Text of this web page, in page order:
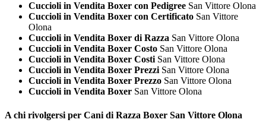
Cuccioli in Vendita Boxer con Pedigree San Vittore Olona
Cuccioli in Vendita Boxer con Certificato San Vittore
Olona
Cuccioli in Vendita Boxer di Razza San Vittore Olona
Cuccioli in Vendita Boxer Costo San Vittore Olona
Cuccioli in Vendita Boxer Costi San Vittore Olona
Cuccioli in Vendita Boxer Prezzi San Vittore Olona
Cuccioli in Vendita Boxer Prezzo San Vittore Olona
Cuccioli in Vendita Boxer San Vittore Olona
A chi rivolgersi per Cani di Razza Boxer San Vittore Olona